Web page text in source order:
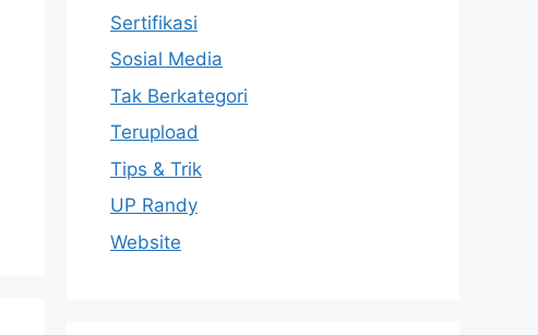
Sertifikasi
Sosial Media
Tak Berkategori
Terupload
Tips & Trik
UP Randy
Website